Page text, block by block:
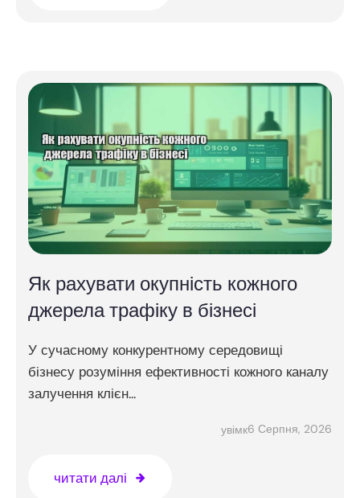
Як рахувати окупність кожного
джерела трафіку в бізнесі
У сучасному конкурентному середовищі
бізнесу розуміння ефективності кожного каналу
залучення клієн...
увімк6 Серпня, 2026
читати далі